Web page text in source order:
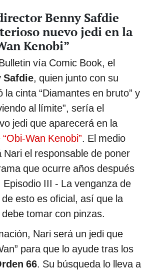
Benny Safdie
nuevo jedi en la
Kenobi”
vía Comic Book, el
Safdie, quien junto con su
la cinta “Diamantes en bruto” y
al límite”, sería el
jedi que aparecerá en la
Wan Kenobi”. El medio
Nari el responsable de poner
que ocurre años después
Episodio III - La venganza de
de esto es oficial, así que la
tomar con pinzas.
Nari será un jedi que
para que lo ayude tras los
66. Su búsqueda lo lleva a